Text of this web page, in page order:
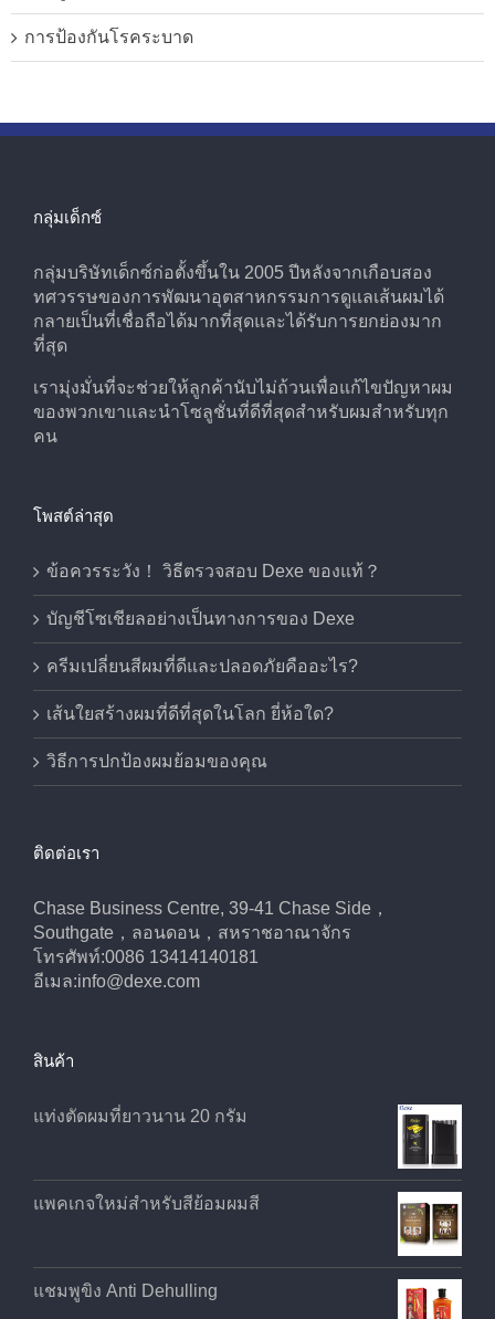
การป้องกันโรคระบาด
กลุ่มเด็กซ์
กลุ่มบริษัทเด็กซ์ก่อตั้งขึ้นใน 2005 ปีหลังจากเกือบสอง
ทศวรรษของการพัฒนาอุตสาหกรรมการดูแลเส้นผมได้
กลายเป็นที่เชื่อถือได้มากที่สุดและได้รับการยกย่องมาก
ที่สุด
เรามุ่งมั่นที่จะช่วยให้ลูกค้านับไม่ถ้วนเพื่อแก้ไขปัญหาผม
ของพวกเขาและนําโซลูชั่นที่ดีที่สุดสําหรับผมสําหรับทุก
คน
โพสต์ล่าสุด
ข้อควรระวัง！ วิธีตรวจสอบ Dexe ของแท้？
บัญชีโซเชียลอย่างเป็นทางการของ Dexe
ครีมเปลี่ยนสีผมที่ดีและปลอดภัยคืออะไร?
เส้นใยสร้างผมที่ดีที่สุดในโลก ยี่ห้อใด?
วิธีการปกป้องผมย้อมของคุณ
ติดต่อเรา
Chase Business Centre, 39-41 Chase Side，
Southgate，ลอนดอน，สหราชอาณาจักร
โทรศัพท์:0086 13414140181
อีเมล:info@dexe.com
สินค้า
แท่งตัดผมที่ยาวนาน 20 กรัม
แพคเกจใหม่สำหรับสีย้อมผมสี
แชมพูขิง Anti Dehulling